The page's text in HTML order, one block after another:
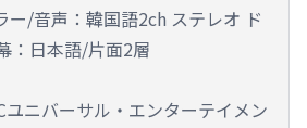
ー/音声：韓国語2ch ステレオ ド
：日本語/片面2層
ニバーサル・エンターテイメン